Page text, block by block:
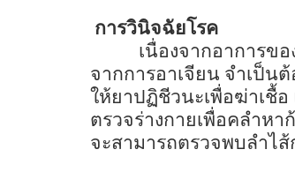
การวินิจฉัยโรค
เนื่องจากอาการข
จากการอาเจียน จำเป็น
ให้ยาปฏิชีวนะเพื่อฆ่าเชื้
ตรวจร่างกายเพื่อคลำห
จะสามารถตรวจพบลำไ